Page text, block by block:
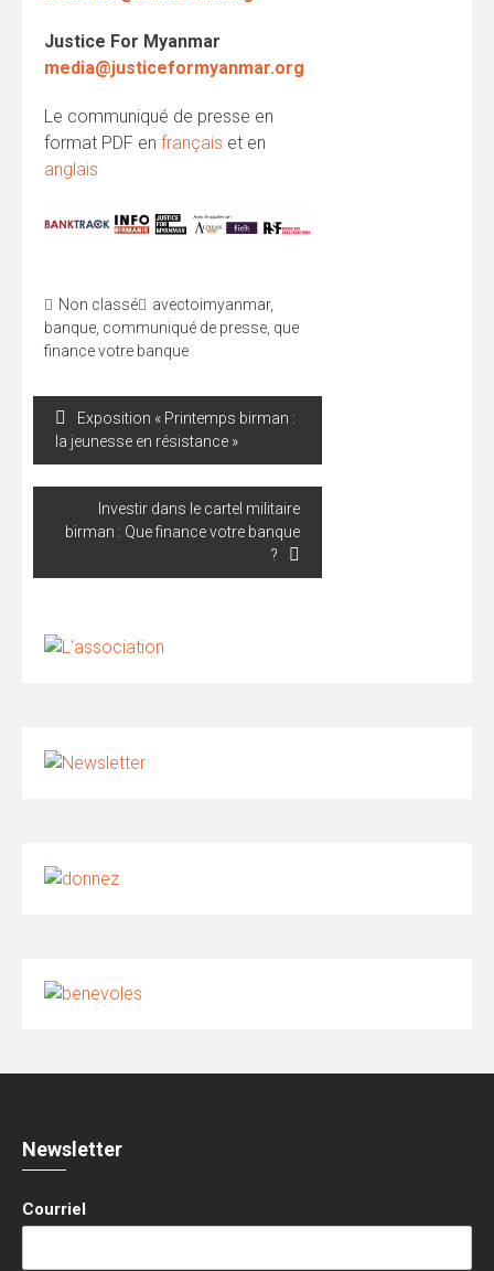
Justice For Myanmar
media@justiceformyanmar.org
Le communiqué de presse en
format PDF en français et en
anglais
Non classé avectoimyanmar,
banque, communiqué de presse, que
finance votre banque
Navigation
l’article
Exposition « Printemps birman :
la jeunesse en résistance »
Investir dans le cartel militaire
birman : Que finance votre banque
?
Newsletter
Courriel